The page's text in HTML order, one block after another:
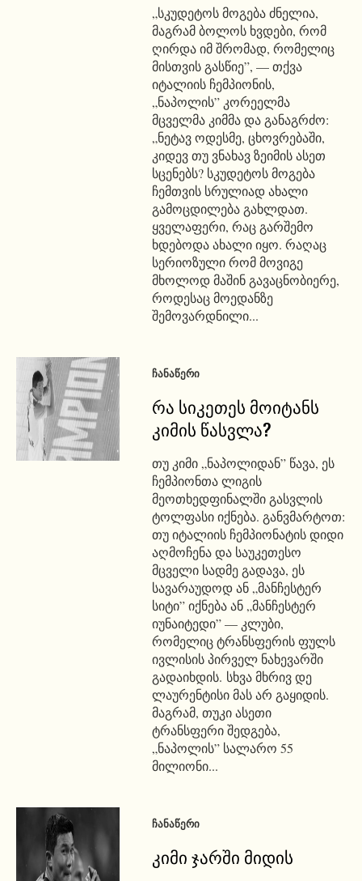
„სკუდეტოს მოგება ძნელია,
მაგრამ ბოლოს ხვდები, რომ
ღირდა იმ შრომად, რომელიც
მისთვის გასწიე”, — თქვა
იტალიის ჩემპიონის,
„ნაპოლის” კორეელმა
მცველმა კიმმა და განაგრძო:
„ნეტავ ოდესმე, ცხოვრებაში,
კიდევ თუ ვნახავ ზეიმის ასეთ
სცენებს? სკუდეტოს მოგება
ჩემთვის სრულიად ახალი
გამოცდილება გახლდათ.
ყველაფერი, რაც გარშემო
ხდებოდა ახალი იყო. რაღაც
სერიოზული რომ მოვიგე
მხოლოდ მაშინ გავაცნობიერე,
როდესაც მოედანზე
შემოვარდნილი...
ᲩᲐᲜᲐᲬᲔᲠᲘ
რა სიკეთეს მოიტანს
კიმის წასვლა?
თუ კიმი „ნაპოლიდან” წავა, ეს
ჩემპიონთა ლიგის
მეოთხედფინალში გასვლის
ტოლფასი იქნება. განვმარტოთ:
თუ იტალიის ჩემპიონატის დიდი
აღმოჩენა და საუკეთესო
მცველი სადმე გადავა, ეს
სავარაუდოდ ან „მანჩესტერ
სიტი” იქნება ან „მანჩესტერ
იუნაიტედი” — კლუბი,
რომელიც ტრანსფერის ფულს
ივლისის პირველ ნახევარში
გადაიხდის. სხვა მხრივ დე
ლაურენტისი მას არ გაყიდის.
მაგრამ, თუკი ასეთი
ტრანსფერი შედგება,
„ნაპოლის” სალარო 55
მილიონი...
ᲩᲐᲜᲐᲬᲔᲠᲘ
კიმი ჯარში მიდის